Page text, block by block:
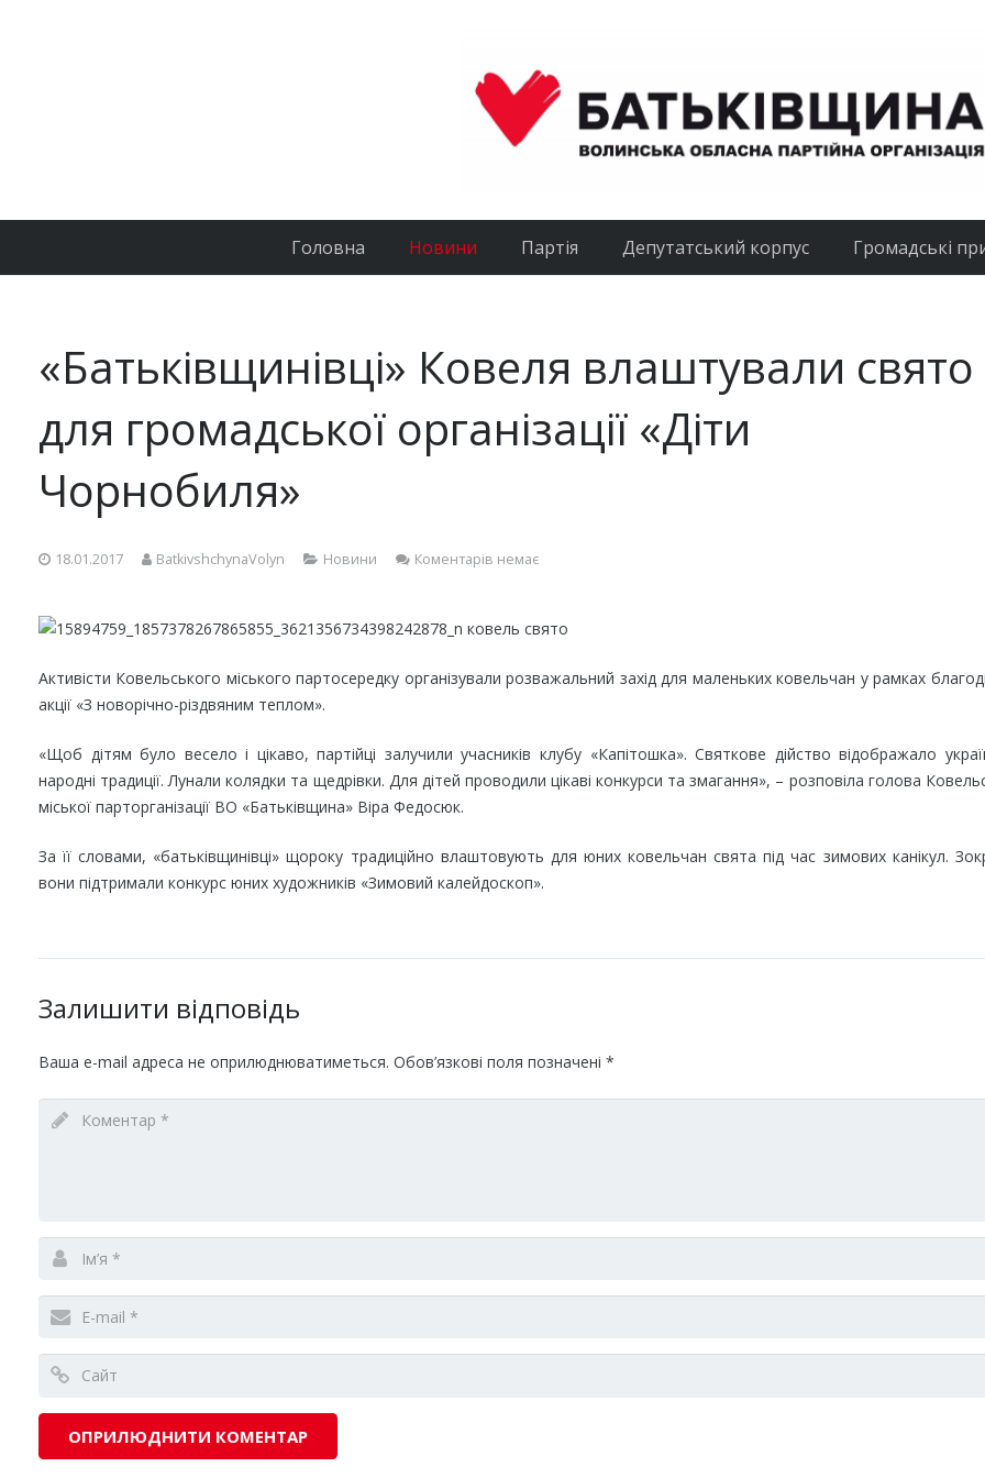
Головна Новини Партія Депутатський корпус Громадські
«Батьківщинівці» Ковеля влаштували свято
для громадської організації «Діти
Чорнобиля»
18.01.2017 BatkivshchynaVolyn Новини Коментарів немає
Активісти Ковельського міського партосередку організували розважальний захід для маленьких ковельчан у рамках
акції «З новорічно-різдвяним теплом».
«Щоб дітям було весело і цікаво, партійці залучили учасників клубу «Капітошка». Святкове дійство відображало
народні традиції. Лунали колядки та щедрівки. Для дітей проводили цікаві конкурси та змагання», – розповіла голова
міської парторганізації ВО «Батьківщина» Віра Федосюк.
За її словами, «батьківщинівці» щороку традиційно влаштовують для юних ковельчан свята під час зимових канікул.
вони підтримали конкурс юних художників «Зимовий калейдоскоп».
Залишити відповідь
Ваша e-mail адреса не оприлюднюватиметься. Обов’язкові поля позначені *